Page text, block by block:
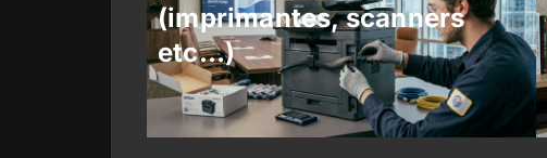
(imprimantes, scanners
etc…)